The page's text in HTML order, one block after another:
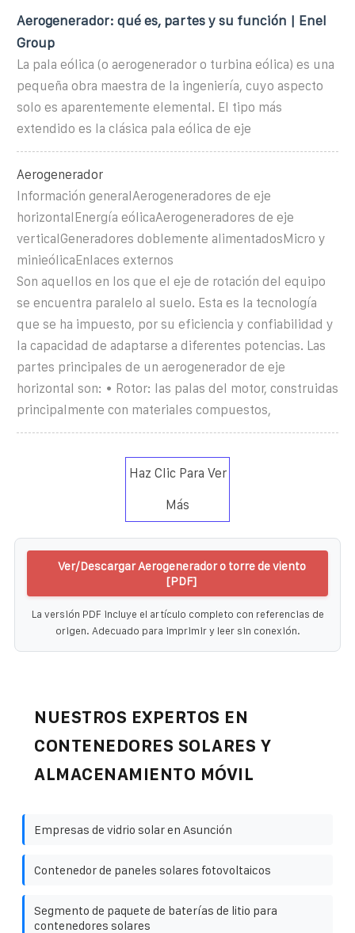
Aerogenerador: qué es, partes y su función | Enel
Group
La pala eólica (o aerogenerador o turbina eólica) es una
pequeña obra maestra de la ingeniería, cuyo aspecto
solo es aparentemente elemental. El tipo más
extendido es la clásica pala eólica de eje
Aerogenerador
Información generalAerogeneradores de eje
horizontalEnergía eólicaAerogeneradores de eje
verticalGeneradores doblemente alimentadosMicro y
minieólicaEnlaces externos
Son aquellos en los que el eje de rotación del equipo
se encuentra paralelo al suelo. Esta es la tecnología
que se ha impuesto, por su eficiencia y confiabilidad y
la capacidad de adaptarse a diferentes potencias. Las
partes principales de un aerogenerador de eje
horizontal son: • Rotor: las palas del motor, construidas
principalmente con materiales compuestos,
Haz Clic Para Ver
Más
Ver/Descargar Aerogenerador o torre de viento
[PDF]
La versión PDF incluye el artículo completo con referencias de
origen. Adecuado para imprimir y leer sin conexión.
NUESTROS EXPERTOS EN
CONTENEDORES SOLARES Y
ALMACENAMIENTO MÓVIL
Empresas de vidrio solar en Asunción
Contenedor de paneles solares fotovoltaicos
Segmento de paquete de baterías de litio para
contenedores solares